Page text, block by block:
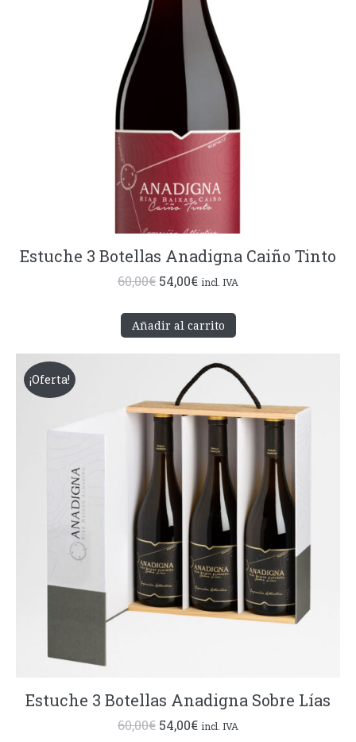
Estuche 3 Botellas Anadigna Caiño Tinto
60,00€ El
original
60,00€.
54,00€El
actual
54,00€.
incl. IVA
Añadir al carrito
¡Oferta!
Estuche 3 Botellas Anadigna Sobre Lías
60,00€ El
54,00€Elincl. IVA